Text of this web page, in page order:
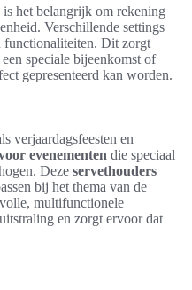
is het belangrijk om rekening
Verschillende settings
functionaliteiten. Dit zorgt
speciale bijeenkomst of
gepresenteerd kan worden.
verjaardagsfeesten en
evenementen die speciaal
Deze servethouders
bij het thema van de
multifunctionele
en zorgt ervoor dat